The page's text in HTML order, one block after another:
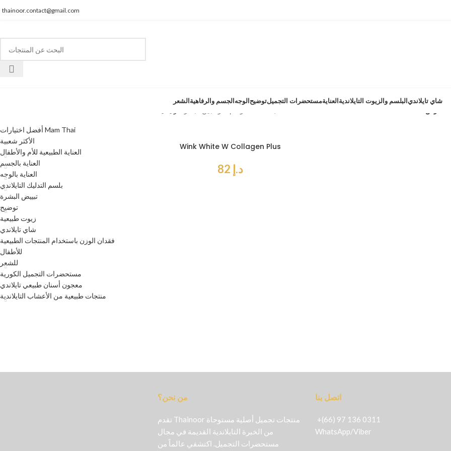
thainoor.contact@gmail.com
الشعرالجسم والرفاهيةالوجهتوضيحمستحضرات التجميلالعنايةالبلسم والزيوت التايلانديةشاي تايلاندي
أفضل اختيارات Mam Thai
الأكثر شعبية
العناية الطبيعية للأم والأطفال
العناية بالجسم
العناية بالوجه
بلسم التدليك التايلاندي
تبييض البشرة
توضيح
زيوت طبيعية
شاي تايلاندي
فقدان الوزن باستخدام المنتجات الطبيعية
للأطفال
للشعر
مستحضرات التجميل الكورية
معجون أسنان طبيعي تايلاندي
منتجات طبيعية من الأعشاب التايلاندية
Wink White W Collagen Plus
د.إ
من نحن؟
تقدم Thainoor منتجات تجميل أصلية مستوحاة
من الخبرة التايلاندية القديمة في مجال
مستحضرات التجميل. اكتشفي عالماً من
اتصل بنا
+(66) 97 136 0311
WhatsApp/Viber